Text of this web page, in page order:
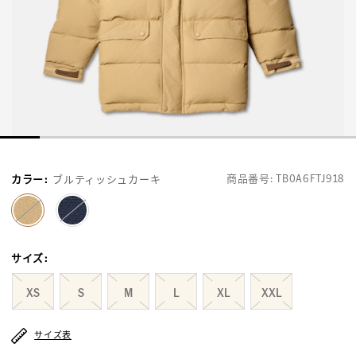
商品番号:TB0A6FTJ918
カラー: ブルティッシュカーキ
サイズ:
XS S M L XL XXL
サイズ表